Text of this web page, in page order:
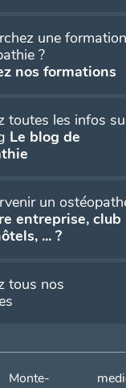
une formation
?
nos formations
toutes les infos
Le blog de
un
entreprise, club
... ?
tous nos
Monte-